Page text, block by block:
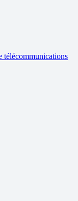
télécommunications